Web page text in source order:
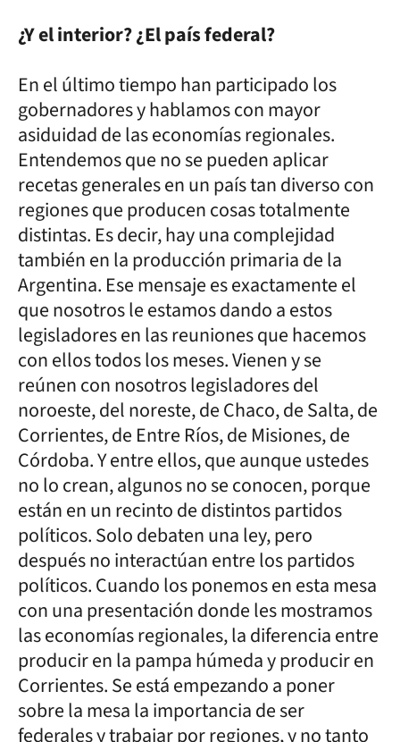
¿Y el interior? ¿El país federal?
En el último tiempo han participado los
gobernadores y hablamos con mayor
asiduidad de las economías regionales.
Entendemos que no se pueden aplicar
recetas generales en un país tan diverso con
regiones que producen cosas totalmente
distintas. Es decir, hay una complejidad
también en la producción primaria de la
Argentina. Ese mensaje es exactamente el
que nosotros le estamos dando a estos
legisladores en las reuniones que hacemos
con ellos todos los meses. Vienen y se
reúnen con nosotros legisladores del
noroeste, del noreste, de Chaco, de Salta, de
Corrientes, de Entre Ríos, de Misiones, de
Córdoba. Y entre ellos, que aunque ustedes
no lo crean, algunos no se conocen, porque
están en un recinto de distintos partidos
políticos. Solo debaten una ley, pero
después no interactúan entre los partidos
políticos. Cuando los ponemos en esta mesa
con una presentación donde les mostramos
las economías regionales, la diferencia entre
producir en la pampa húmeda y producir en
Corrientes. Se está empezando a poner
sobre la mesa la importancia de ser
federales y trabajar por regiones, y no tanto